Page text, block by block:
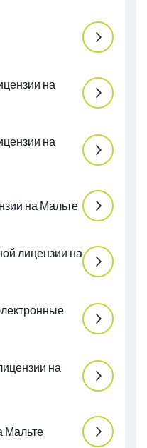
на
на
на Мальте
лицензии на
на
Мальте